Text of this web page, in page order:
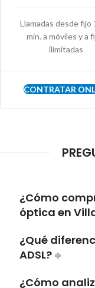
Llamadas desde fijo
min. a móviles y a
ilimitadas
CONTRATAR
¿Cómo
óptica en
¿Qué
ADSL?
¿Cómo